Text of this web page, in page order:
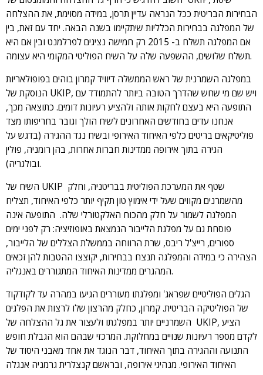
הבחירות הבריטית ככל הנראה עדיין תרסן, במידה מסוימת, את ההצלחה
של המפלגה בבחירות הכלליות שיתקיימו בשנה הבאה. יחד עם זאת, בין
אם המפלגה תשלח ב- 2015 רק חמישה נציגים לפרלמנט ובין אם היא
תשלח שלושים, ההשפעה שלה על השיח הפוליטי המקומי היא עצומה.
במפלגה השמרנית של ראש הממשלה דיוויד קמרון בוהים בפופולאריות
הנוסקת של UKIP, ויש שם מי שחש שהדרך הטובה ביותר להתמודד עם
התופעה היא בעצם לחקות אותה ולהציע רעיונות דומים. כתוצאה מכך,
אנחנו עדים בחודשים האחרונים לשיח הולך וגובר בחריפותו מצד
פוליטיקאים בריטים כלפי האיחוד האירופי ובשיח נגד ההגירה (בדגש על
הגירה בתוך אירופה ממדינות חברות אחרות, בהן רומניה, פולין
ובולגריה).
השיח של UKIP שטף את המערכת הפוליטית בבריטניה, וחלק
מהשמרנים מקווים שעל ידי אימוץ טון תקיף יותר כלפי האיחוד, תצליח
המפלגה לשמור על חלק מהכוח האלקטורלי שלה. התופעה אינה
פוסחת גם על מפלגת הלייבור הנמצאת באופוזיציה: רק לפני ימים
ספורים, רייצ'ל ריבס, שרת הרווחה בממשלת הצללים של הלייבור,
הצהירה כי במידה והמפלגה תנצח בבחירות, יקוצצו ההטבות להן זכאים
המהגרים ממדינות האיחוד המתגוררים באנגליה.
הגלים הפוליטיים שפראג' ומפלגתו מעוררים הגיעו במהרה עד לקודקוד
של הפוליטיקה הבריטית. קמרון, כחלק מהרצון שלו לרצות את הפלגים
השמרניים יותר במפלגתו ולעצור את גל ההצלחה של UKIP, הציע
לקדם מספר רעיונות שנויים במחלוקת. המרכזי שבהם הוא הגבלת חופש
התנועה וההגירה בתוך האיחוד, דבר הנוגד את אחד מאבני היסוד של
האיחוד האירופי. מנהיגי אירופה, ובראשם קנצלרית גרמניה אנגלה